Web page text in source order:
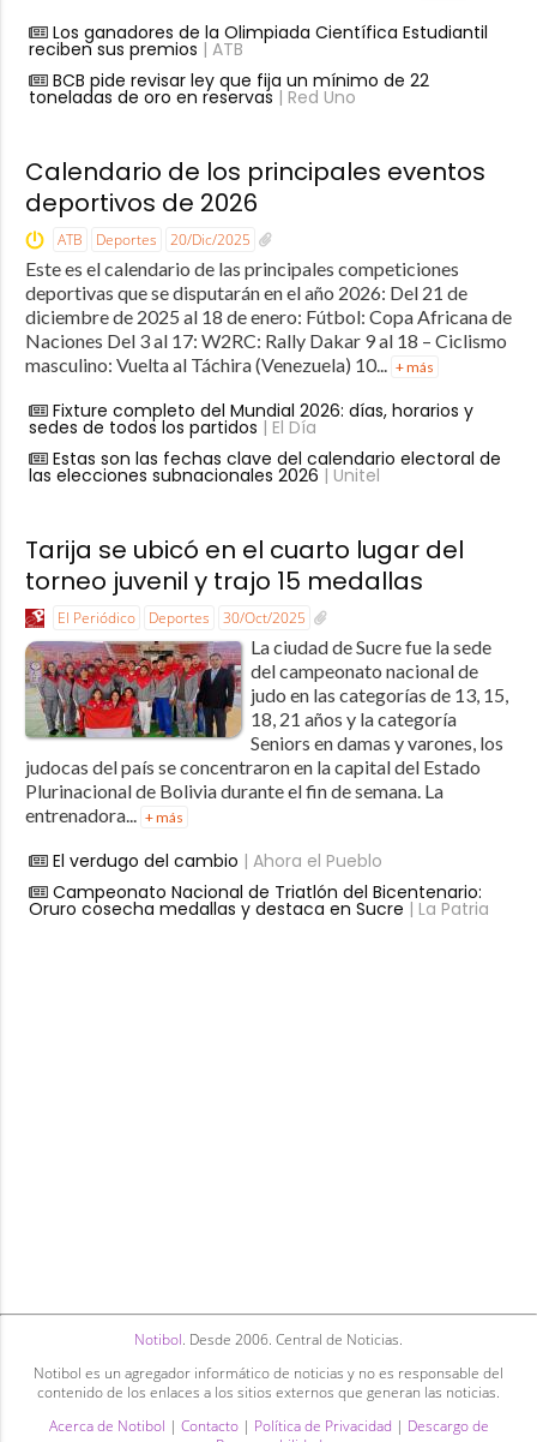
Los ganadores de la Olimpiada Científica Estudiantil
reciben sus premios | ATB
BCB pide revisar ley que fija un mínimo de 22
toneladas de oro en reservas | Red Uno
Calendario de los principales eventos
deportivos de 2026
ATB Deportes 20/Dic/2025
Este es el calendario de las principales competiciones
deportivas que se disputarán en el año 2026: Del 21 de
diciembre de 2025 al 18 de enero: Fútbol: Copa Africana de
Naciones Del 3 al 17: W2RC: Rally Dakar 9 al 18 – Ciclismo
masculino: Vuelta al Táchira (Venezuela) 10... + más
Fixture completo del Mundial 2026: días, horarios y
sedes de todos los partidos | El Día
Estas son las fechas clave del calendario electoral de
las elecciones subnacionales 2026 | Unitel
Tarija se ubicó en el cuarto lugar del
torneo juvenil y trajo 15 medallas
El Periódico Deportes 30/Oct/2025
La ciudad de Sucre fue la sede
del campeonato nacional de
judo en las categorías de 13, 15,
18, 21 años y la categoría
Seniors en damas y varones, los
judocas del país se concentraron en la capital del Estado
Plurinacional de Bolivia durante el fin de semana. La
entrenadora... + más
El verdugo del cambio | Ahora el Pueblo
Campeonato Nacional de Triatlón del Bicentenario:
Oruro cosecha medallas y destaca en Sucre | La Patria
Notibol. Desde 2006. Central de Noticias.
Notibol es un agregador informático de noticias y no es responsable del
contenido de los enlaces a los sitios externos que generan las noticias.
Acerca de Notibol | Contacto| Política de Privacidad | Descargo de